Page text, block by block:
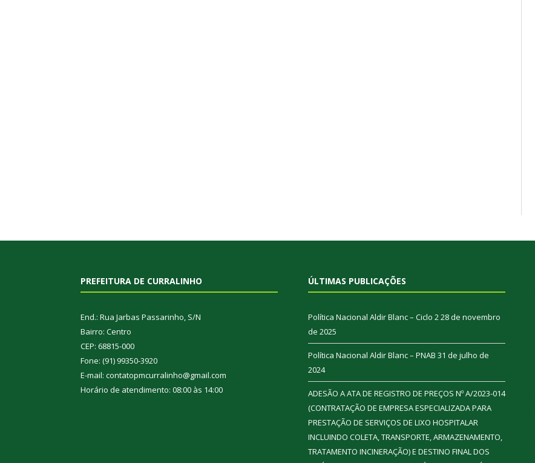
PREFEITURA DE CURRALINHO
End.: Rua Jarbas Passarinho, S/N
Bairro: Centro
CEP: 68815-000
Fone: (91) 99350-3920
E-mail: contatopmcurralinho@gmail.com
Horário de atendimento: 08:00 às 14:00
ÚLTIMAS PUBLICAÇÕES
Política Nacional Aldir Blanc – Ciclo 228 de novembro
de 2025
Política Nacional Aldir Blanc – PNAB 31 de julho de
2024
ADESÃO A ATA DE REGISTRO DE PREÇOS Nº A/2023-014
(CONTRATAÇÃO DE EMPRESA ESPECIALIZADA PARA
PRESTAÇÃO DE SERVIÇOS DE LIXO HOSPITALAR
INCLUINDO COLETA, TRANSPORTE, ARMAZENAMENTO,
TRATAMENTO INCINERAÇÃO) E DESTINO FINAL DOS